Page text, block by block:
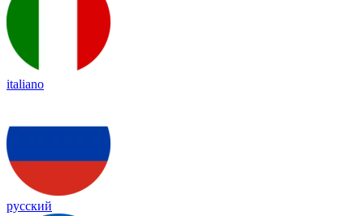
italiano
русский